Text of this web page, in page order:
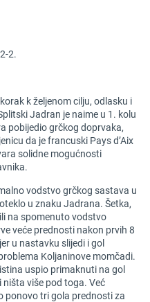
2.
k željenom cilju, odlasku i
Jadran je naime u 1. kolu
pobijedio grčkog doprvaka,
da je francuski Pays d’Aix
solidne mogućnosti
vodstvo grčkog sastava u
u znaku Jadrana. Šetka,
na spomenuto vodstvo
veće prednosti nakon prvih 8
u nastavku slijedi i gol
Koljaninove momčadi.
uspio primaknuti na gol
više pod toga. Već
ponovo tri gola prednosti za